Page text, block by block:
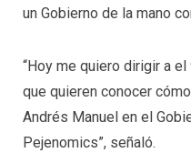
un Gobierno de la mano
“Hoy me quiero dirigir a
que quieren conocer
Andrés Manuel en el
Pejenomics”, señaló.